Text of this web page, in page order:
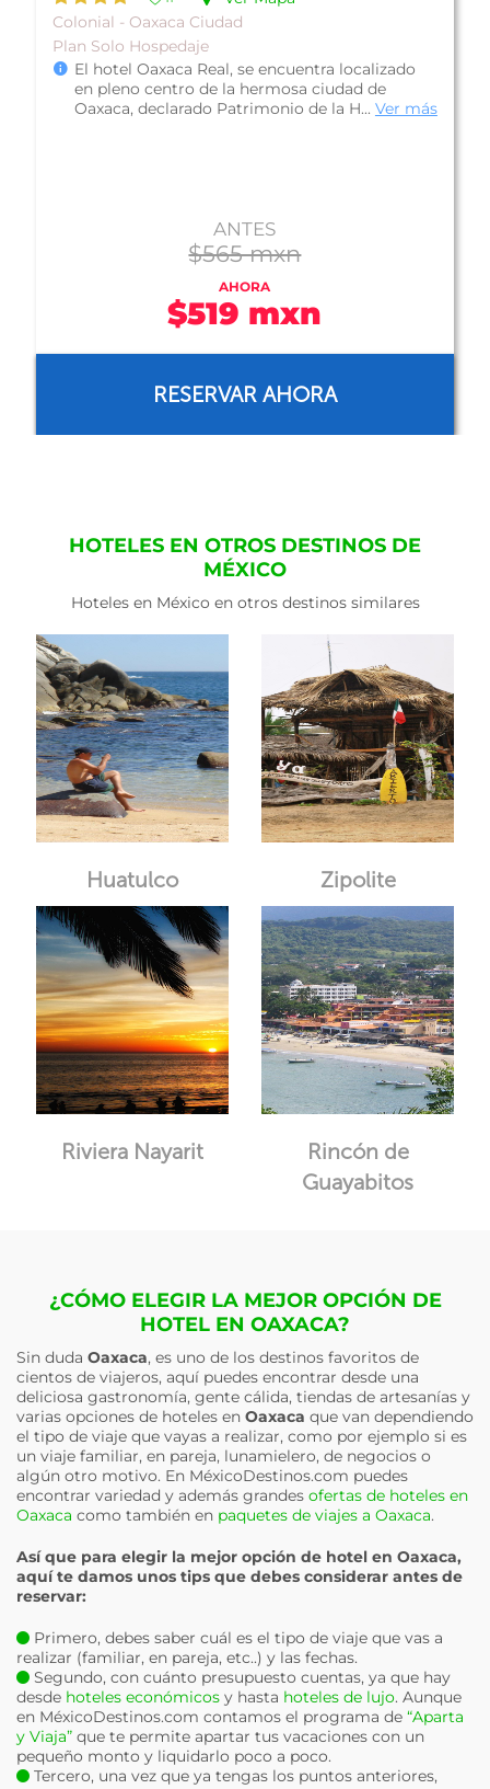
Familiar - Oaxaca Ciudad
Plan Desayuno Americano
Hotel Misión Oaxaca, se encuentra ubicado en
la zona norte de la ciudad de Oaxaca, es ideal
para disfrutar de una estancia...Ver más
ANTES
$591 mxn
AHORA
$561 mxn
RESERVAR AHORA
HOTELES EN OTROS DESTINOS DE
MÉXICO
Hoteles en México en otros destinos similares
Huatulco Zipolite
Riviera Nayarit
Rincón de
Guayabitos
¿CÓMO ELEGIR LA MEJOR OPCIÓN DE
HOTEL EN OAXACA?
Sin duda Oaxaca, es uno de los destinos favoritos de
cientos de viajeros, aquí puedes encontrar desde una
deliciosa gastronomía, gente cálida, tiendas de artesanías y
varias opciones de hoteles en Oaxaca que van dependiendo
el tipo de viaje que vayas a realizar, como por ejemplo si es
un viaje familiar, en pareja, lunamielero, de negocios o
algún otro motivo. En MéxicoDestinos.com puedes
encontrar variedad y además grandes ofertas de hoteles en
Oaxaca como también en paquetes de viajes a Oaxaca.
Así que para elegir la mejor opción de hotel en Oaxaca,
aquí te damos unos tips que debes considerar antes de
reservar:
Primero, debes saber cuál es el tipo de viaje que vas a
realizar (familiar, en pareja, etc..) y las fechas.
Segundo, con cuánto presupuesto cuentas, ya que hay
desde hoteles económicos y hasta hoteles de lujo. Aunque
en MéxicoDestinos.com contamos el programa de “Aparta
y Viaja” que te permite apartar tus vacaciones con un
pequeño monto y liquidarlo poco a poco.
Tercero, una vez que ya tengas los puntos anteriores,